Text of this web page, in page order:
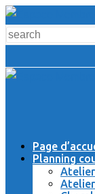
Page
Planning